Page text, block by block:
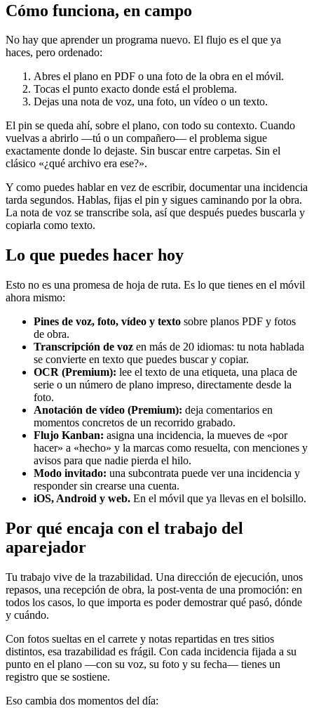
Cómo funciona, en campo
No hay que aprender un programa nuevo. El flujo es el que ya
haces, pero ordenado:
Abres el plano en PDF o una foto de la obra en el móvil.
Tocas el punto exacto donde está el problema.
Dejas una nota de voz, una foto, un vídeo o un texto.
El pin se queda ahí, sobre el plano, con todo su contexto. Cuando
vuelvas a abrirlo —tú o un compañero— el problema sigue
exactamente donde lo dejaste. Sin buscar entre carpetas. Sin el
clásico «¿qué archivo era ese?».
Y como puedes hablar en vez de escribir, documentar una incidencia
tarda segundos. Hablas, fijas el pin y sigues caminando por la obra.
La nota de voz se transcribe sola, así que después puedes buscarla y
copiarla como texto.
Lo que puedes hacer hoy
Esto no es una promesa de hoja de ruta. Es lo que tienes en el móvil
ahora mismo:
Pines de voz, foto, vídeo y texto sobre planos PDF y fotos
de obra.
Transcripción de voz en más de 20 idiomas: tu nota hablada
se convierte en texto que puedes buscar y copiar.
OCR (Premium): lee el texto de una etiqueta, una placa de
serie o un número de plano impreso, directamente desde la
foto.
Anotación de vídeo (Premium): deja comentarios en
momentos concretos de un recorrido grabado.
Flujo Kanban: asigna una incidencia, la mueves de «por
hacer» a «hecho» y la marcas como resuelta, con menciones y
avisos para que nadie pierda el hilo.
Modo invitado: una subcontrata puede ver una incidencia y
responder sin crearse una cuenta.
iOS, Android y web. En el móvil que ya llevas en el bolsillo.
Por qué encaja con el trabajo del
aparejador
Tu trabajo vive de la trazabilidad. Una dirección de ejecución, unos
repasos, una recepción de obra, la post-venta de una promoción: en
todos los casos, lo que importa es poder demostrar qué pasó, dónde
y cuándo.
Con fotos sueltas en el carrete y notas repartidas en tres sitios
distintos, esa trazabilidad es frágil. Con cada incidencia fijada a su
punto en el plano —con su voz, su foto y su fecha— tienes un
registro que se sostiene.
Eso cambia dos momentos del día: